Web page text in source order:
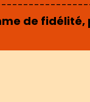
de fidélité,